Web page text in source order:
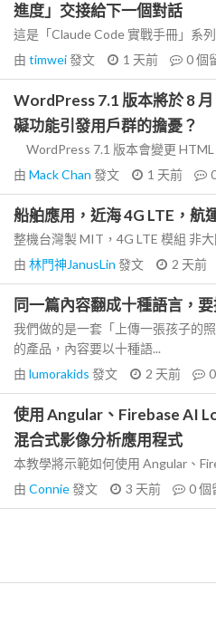
進度」交接給下一個對話
這是「Claude Code 實戰手冊」系
由 timwei發文 1 天前 0個
WordPress 7.1 版本將於 8
礙功能引發用戶群的擔憂？
WordPress 7.1 版本會變更 HTML
由 Mack Chan 發文 1 天前
船舶應用，近海 4G LTE，航
整機台灣製 MIT，4G LTE 模組 非
由 林門神JanusLin 發文 2 天前
同一篇內容翻成十種語言，
我們做的是一套「上傳一張孩子的
的產品，內容要以十種語...
由 lumorakids 發文 2 天前 0
使用 Angular、Firebase AI
混合式影像分析應用程式
本教學將示範如何使用 Angular、
由 Connie發文 3 天前 0個